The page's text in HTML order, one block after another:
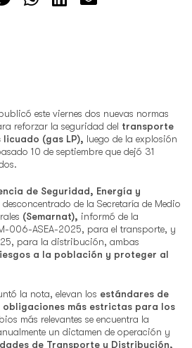
este viernes dos nuevas normas
reforzar la seguridad del transporte
(gas LP), luego de la explosión
10 de septiembre que dejó 31
de Seguridad, Energía y
de la Secretaría de Medio
(Semarnat), informó de la
006-ASEA-2025, para el transporte, y
para la distribución, ambas
a la población y proteger al
la nota, elevan los estándares de
más estrictas para los
más relevantes se encuentra la
un dictamen de operación y
de Transporte y Distribución,